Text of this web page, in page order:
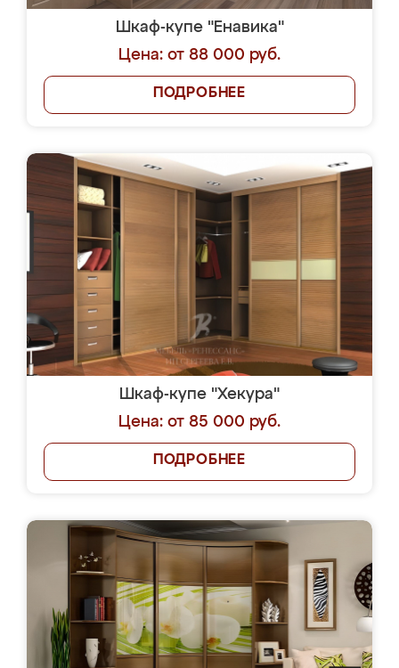
Шкаф-купе "Енавика"
Цена: от 88 000 руб.
ПОДРОБНЕЕ
Шкаф-купе "Хекура"
Цена: от 85 000 руб.
ПОДРОБНЕЕ